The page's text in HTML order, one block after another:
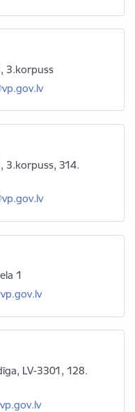
3.korpuss
3.korpuss, 314.
1
LV-3301, 128.